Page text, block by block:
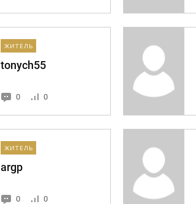
ЖИТЕЛЬ
tonych55
0 0
ЖИТЕЛЬ
argp
0 0